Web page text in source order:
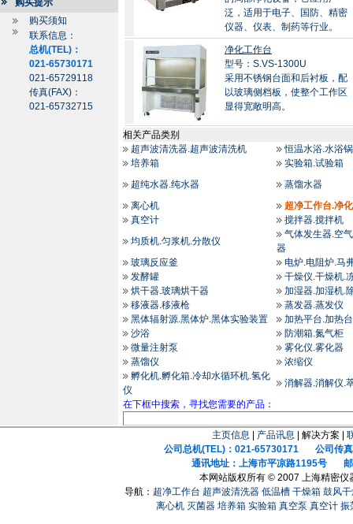
购买提示
购买须知
联系信息：
总机(TEL)：
021-65730171
021-65729118
传真(FAX)：
021-65732715
泛，适用于电子、国防、精密
仪器、仪表、制药等行业。
净化工作台
型号：S.VS-1300U
采用不锈钢台面和后衬板，配
以玻璃侧档板，使整个工作区
显得宽敞明高。
相关产品类别
超声波清洗器.超声波清洗机
恒温水浴.水浴锅
培养箱
实验箱.试验箱
超纯水器.纯水器
蒸馏水器
离心机
超净工作台.净
真空计
搅拌器.搅拌机
均质机.匀浆机.分散仪
气体发生器.空
器
玻璃反应釜
电炉.电阻炉.马
发酵罐
干燥仪.干燥机.
烘干器.玻璃烘干器
加湿器.加湿机.
移液器.移液枪
蒸发器.蒸发仪
黑体辐射源.黑体炉.黑体实验装置
加热平台.加热
沙浴
防潮箱.氮气柜
微量注射泵
雾化仪.雾化器
蒸馏仪
浓缩仪
孵化机.孵化箱.冷却水循环机.氢化
仪
消解器.消解仪.
在下框中搜索，寻找您需要的产品：
主页信息 产品讯息 | 解决方案 |
公司总机(TEL)：021-65730171 公司传真
通讯地址：上海市平凉路1195号 邮
本网站版权所有 © 2007 上海精密仪
导航： 超净工作台 超声波清洗器 低温槽 干燥箱 鼓风
离心机 灭菌器 培养箱 实验箱 真空泵 真空计 振